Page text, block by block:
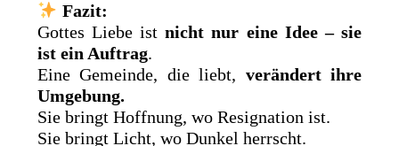
Fazit:
Gottes Liebe istnicht nur eine Idee – sie
ist ein Auftrag.
Eine Gemeinde, die liebt, verändert ihre
Umgebung.
Sie bringt Hoffnung, wo Resignation ist.
Sie bringt Licht, wo Dunkel herrscht.